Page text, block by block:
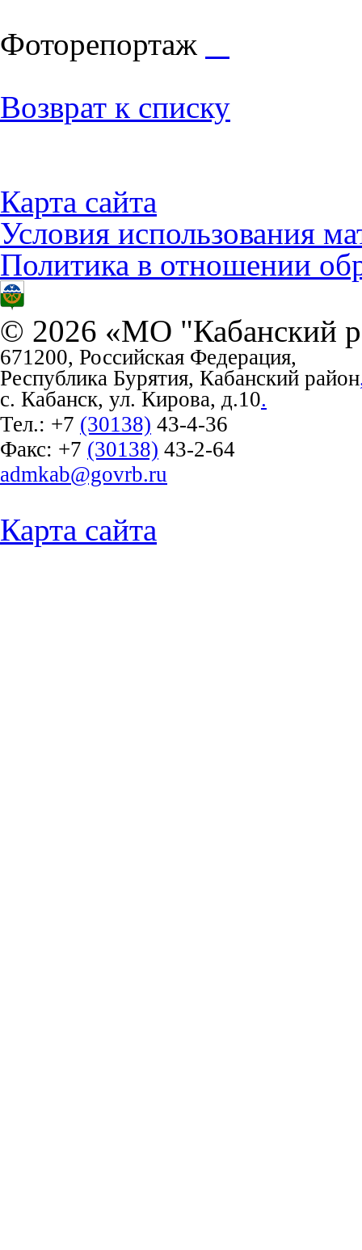
Фоторепортаж
Возврат к списку
Карта сайта
Условия использования
Политика в отношении
© 2026 «МО "Кабанский
671200, Российская Федерация,
Республика Бурятия, Кабанский район
с. Кабанск, ул. Кирова, д.10.
Тел.: +7 (30138) 43-4-36
Факс: +7 (30138) 43-2-64
admkab@govrb.ru
Карта сайта